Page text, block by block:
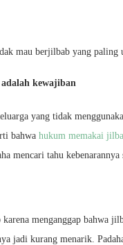
mau berjilbab yang paling
kewajiban
yang tidak
bahwa hukum memakai
mencari tahu kebenarannya
menganggap bahwa
jadi kurang menarik.